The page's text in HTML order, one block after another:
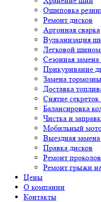
Ошиповка
Ремонт дисков
Аргонная сварка
Вулканизация
Легковой
Сезонная
Прикуривание
Замена
Доставка
Снятие секреток
Балансировка
Чистка и
Мобильный
Выездная
Правка дисков
Ремонт
Ремонт грыжи
Цены
О компании
Контакты